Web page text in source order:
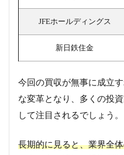
JFEホールディングス
新日鉄住金
今回の買収が無事に成立
な変革となり、多くの投
して注目されるでしょう。
長期的に見ると、業界全